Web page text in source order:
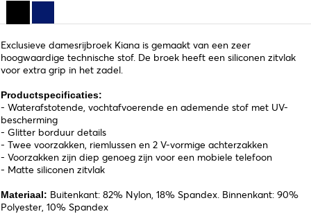
Exclusieve damesrijbroek Kiana is gemaakt van een zeer
hoogwaardige technische stof. De broek heeft een siliconen zitvlak
voor extra grip in het zadel.
Productspecificaties:
- Waterafstotende, vochtafvoerende en ademende stof met UV-
bescherming
- Glitter borduur details
- Twee voorzakken, riemlussen en 2 V-vormige achterzakken
- Voorzakken zijn diep genoeg zijn voor een mobiele telefoon
- Matte siliconen zitvlak
Materiaal: Buitenkant: 82% Nylon, 18% Spandex. Binnenkant: 90%
Polyester, 10% Spandex